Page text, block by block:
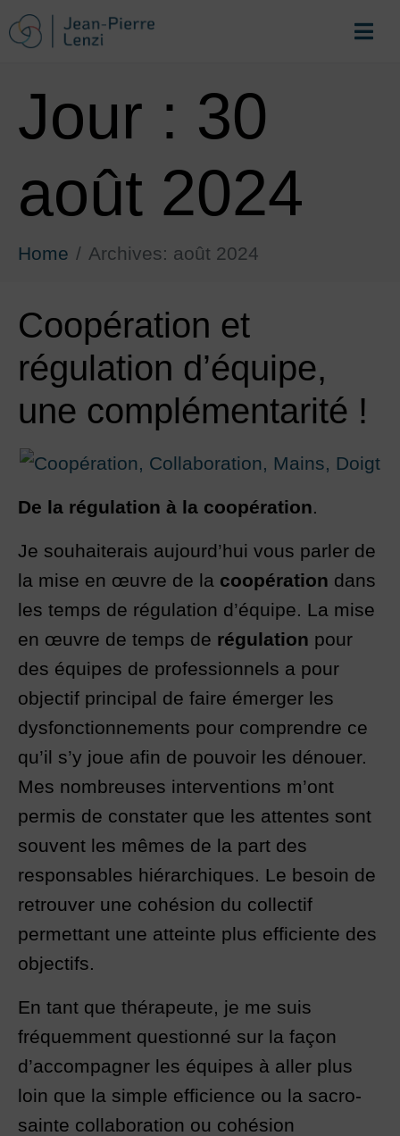
Jour : 30
août 2024
Home Archives: août 2024
Coopération et
régulation d’équipe,
une complémentarité !
De la régulation à la coopération.
Je souhaiterais aujourd’hui vous parler de
la mise en œuvre de la coopération dans
les temps de régulation d’équipe. La mise
en œuvre de temps de régulation pour
des équipes de professionnels a pour
objectif principal de faire émerger les
dysfonctionnements pour comprendre ce
qu’il s’y joue afin de pouvoir les dénouer.
Mes nombreuses interventions m’ont
permis de constater que les attentes sont
souvent les mêmes de la part des
responsables hiérarchiques. Le besoin de
retrouver une cohésion du collectif
permettant une atteinte plus efficiente des
objectifs.
En tant que thérapeute, je me suis
fréquemment questionné sur la façon
d’accompagner les équipes à aller plus
loin que la simple efficience ou la sacro-
sainte collaboration ou cohésion